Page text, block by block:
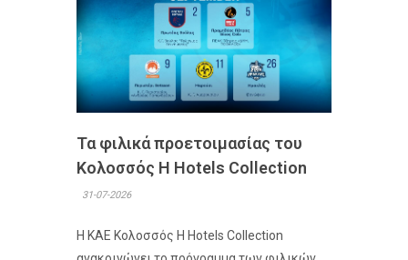
Τα φιλικά προετοιμασίας του
Κολοσσός H Hotels Collection
31-07-2026
Η ΚΑΕ Κολοσσός H Hotels Collection